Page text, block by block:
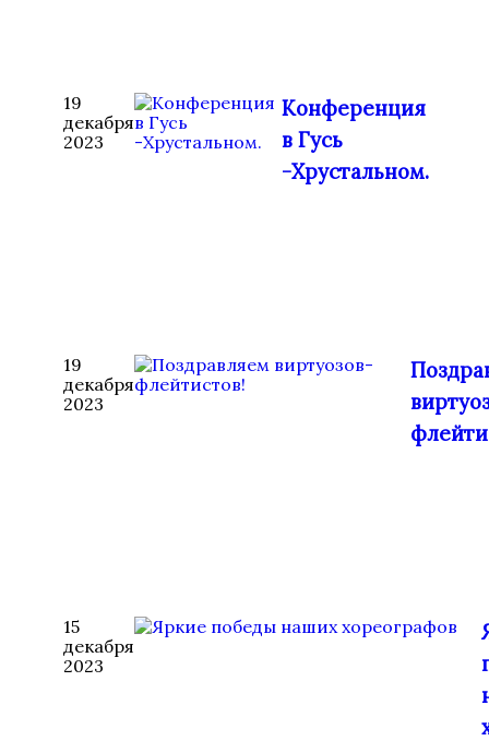
19
декабря
2023
Конференция
в Гусь
-Хрустальном.
19
декабря
2023
15
декабря
2023